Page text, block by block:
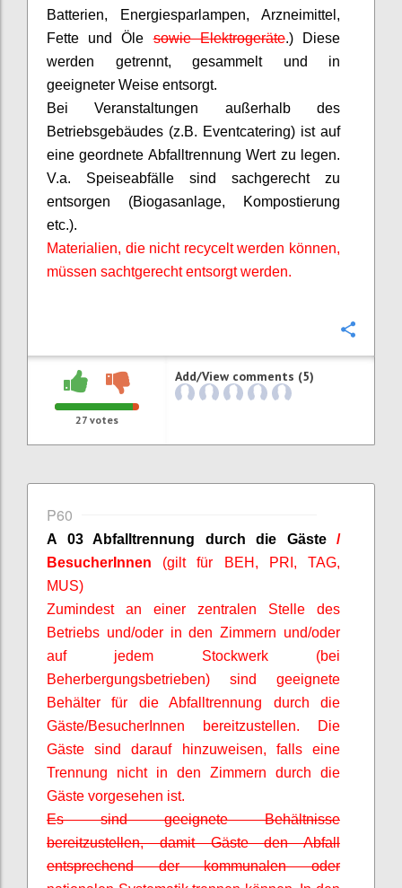
Batterien, Energiesparlampen, Arzneimittel,
Fette und Ölesowie Elektrogeräte.) Diese
werden getrennt, gesammelt und in
geeigneter Weise entsorgt.
Bei Veranstaltungen außerhalb des
Betriebsgebäudes (z.B. Eventcatering) ist auf
eine geordnete Abfalltrennung Wert zu legen.
V.a. Speiseabfälle sind sachgerecht zu
entsorgen (Biogasanlage, Kompostierung
etc.).
Materialien, die nicht recycelt werden können,
müssen sachtgerechtentsorgt werden.
27 votes
Add/View comments (5)
P60
A 03 Abfalltrennung durch die Gäste /
BesucherInnen
(gilt für BEH, PRI, TAG,
MUS)
Zumindest an einer zentralen Stelle des
Betriebs und/oder in den Zimmern und/oder
auf jedem Stockwerk (bei
Beherbergungsbetrieben) sind geeignete
Behälter für die Abfalltrennung durch die
Gäste/BesucherInnen bereitzustellen. Die
Gäste sind darauf hinzuweisen, falls eine
Trennung nicht in den Zimmern durch die
Gäste vorgesehen ist.
Es sind geeignete Behältnisse
bereitzustellen, damit Gäste den Abfall
entsprechend der kommunalen oder